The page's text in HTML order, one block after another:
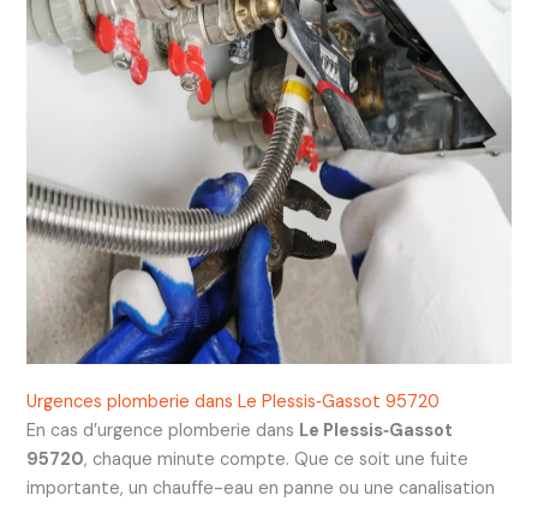
Urgences plomberie dans Le Plessis‑Gassot 95720
En cas d’urgence plomberie dans Le Plessis‑Gassot
95720, chaque minute compte. Que ce soit une fuite
importante, un chauffe-eau en panne ou une canalisation